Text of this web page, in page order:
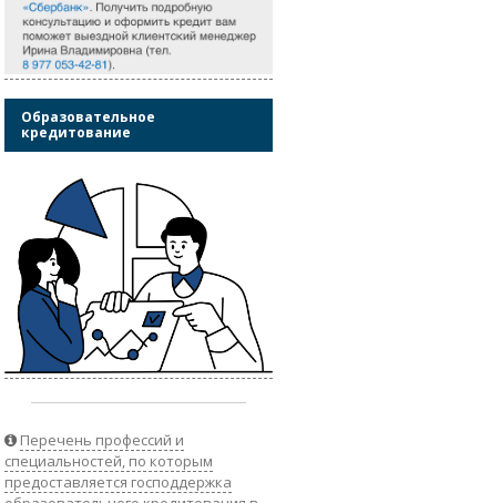
Образовательное
кредитование
Перечень профессий и
специальностей, по которым
предоставляется господдержка